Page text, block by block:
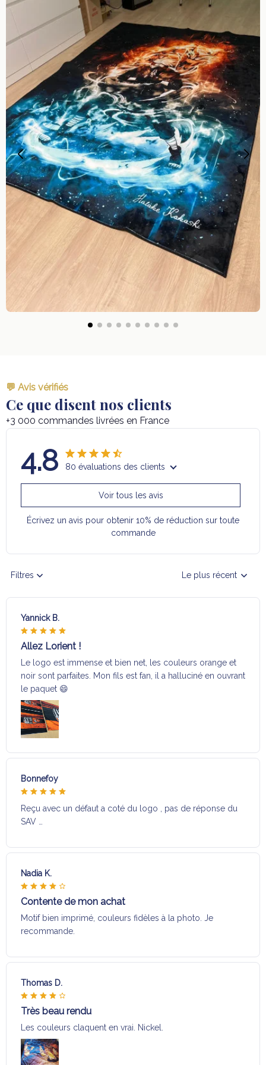
💬 Avis vérifiés
Ce que disent nos clients
+3 000 commandes livrées en France
4.8 80 évaluations des clients
Voir tous les avis
Écrivez un avis pour obtenir 10% de réduction sur toute
commande
Filtres Le plus récent
Yannick B.
Allez Lorient !
Le logo est immense et bien net, les couleurs orange et
noir sont parfaites. Mon fils est fan, il a halluciné en ouvrant
le paquet 😄
Bonnefoy
Reçu avec un défaut a coté du logo , pas de réponse du
SAV …
Nadia K.
Contente de mon achat
Motif bien imprimé, couleurs fidèles à la photo. Je
recommande.
Thomas D.
Très beau rendu
Les couleurs claquent en vrai. Nickel.